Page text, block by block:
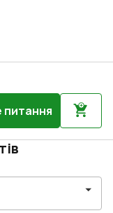
питання